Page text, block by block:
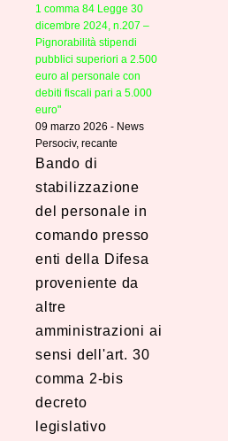
1 comma 84 Legge 30
dicembre 2024, n.207 –
Pignorabilità stipendi
pubblici superiori a 2.500
euro al personale con
debiti fiscali pari a 5.000
euro"
09 marzo 2026 - News
Persociv, recante
Bando di
stabilizzazione
del personale in
comando presso
enti della Difesa
proveniente da
altre
amministrazioni ai
sensi dell'art. 30
comma 2-bis
decreto
legislativo